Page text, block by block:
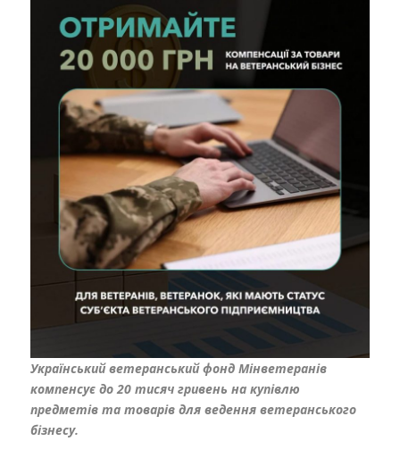
Український ветеранський фонд Мінветеранів
компенсує до 20 тисяч гривень на купівлю
предметів та товарів для ведення ветеранського
бізнесу.